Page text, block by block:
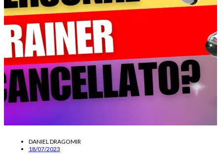
DANIEL DRAGOMIR
18/07/2023